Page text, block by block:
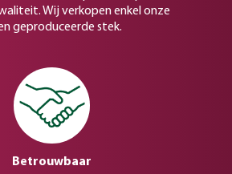
Wij verkopen enkel onze
geproduceerde stek.
Betrouwbaar